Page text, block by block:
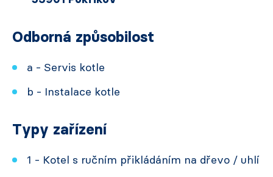
Odborná způsobilost
a - Servis kotle
b - Instalace kotle
Typy zařízení
1 - Kotel s ručním přikládáním na dřevo / uhlí